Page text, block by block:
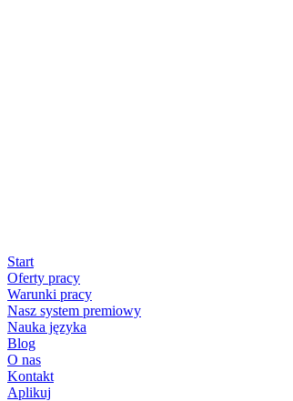
Start
Oferty pracy
Warunki pracy
Nasz system premiowy
Nauka języka
Blog
O nas
Kontakt
Aplikuj